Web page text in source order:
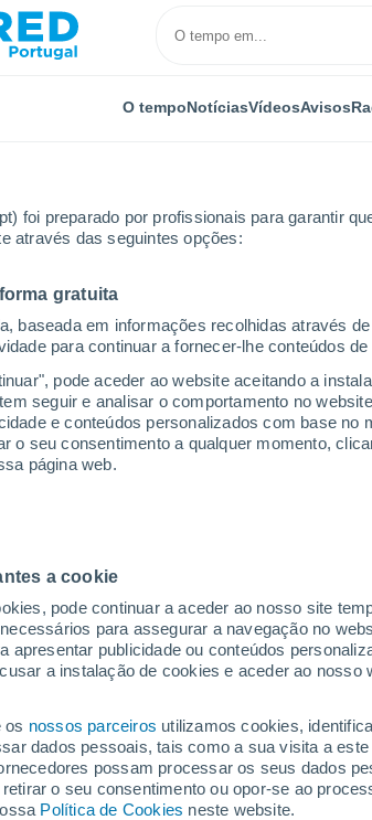
foi preparado por profissionais para garantir
através das seguintes opções:
gratuita
baseada em informações recolhidas através
para continuar a fornecer-lhe conteúdos
pode aceder ao website aceitando a
seguir e analisar o comportamento no
e conteúdos personalizados com base no
o seu consentimento a qualquer momento,
página web.
a cookie
pode continuar a aceder ao nosso site
para assegurar a navegação no
apresentar publicidade ou conteúdos
a instalação de cookies e aceder ao
os nossos parceiros utilizamos cookies,
dados pessoais, tais como a sua visita a
possam processar os seus dados
o seu consentimento ou opor-se ao
Política de Cookies neste website.
O tempoNotíciasVídeosAvisos
Estado de Wyoming
todos os lugares
do Estado de Wyoming
Mammoth
Midwest
Mountain View
Newcastle
Pine Bluffs